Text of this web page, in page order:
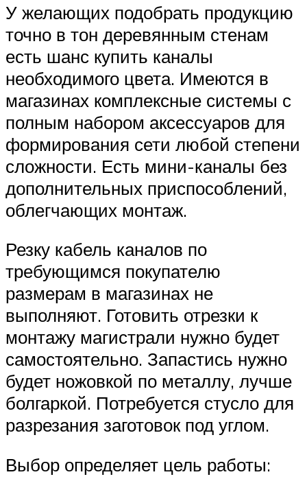
У желающих подобрать продукцию
точно в тон деревянным стенам
есть шанс купить каналы
необходимого цвета. Имеются в
магазинах комплексные системы с
полным набором аксессуаров для
формирования сети любой степени
сложности. Есть мини-каналы без
дополнительных приспособлений,
облегчающих монтаж.
Резку кабель каналов по
требующимся покупателю
размерам в магазинах не
выполняют. Готовить отрезки к
монтажу магистрали нужно будет
самостоятельно. Запастись нужно
будет ножовкой по металлу, лучше
болгаркой. Потребуется стусло для
разрезания заготовок под углом.
Выбор определяет цель работы: